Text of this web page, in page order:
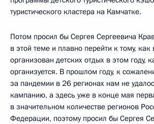
туристического кластера на Камчатке.
Потом просил бы Сергея Сергеевича
в этой теме и плавно перейти к тому,
организован детских отдых в этом году,
организуется. В прошлом году, к
за пандемии в 26 регионах нам не
кампанию, а здесь уже в конце мая
в значительном количестве регионов
Федерации, поэтому просил бы Сергея